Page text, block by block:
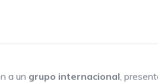
a un grupo internacional,